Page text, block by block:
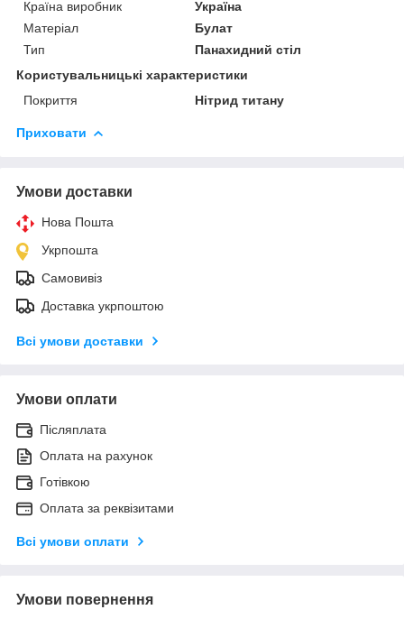
Країна виробник
Україна
Матеріал
Булат
Тип
Панахидний стіл
Користувальницькі характеристики
Покриття
Нітрид титану
Приховати
Умови доставки
Нова Пошта
Укрпошта
Самовивіз
Доставка укрпоштою
Всі умови доставки
Умови оплати
Післяплата
Оплата на рахунок
Готівкою
Оплата за реквізитами
Всі умови оплати
Умови повернення